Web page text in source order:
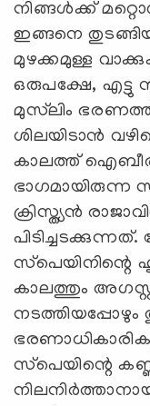
നിങ്ങള്‍ക്ക്
ഇങ്ങനെ
മുഴക്കമുള്ള
ഒരുപക്ഷേ, എട്ടു
മുസ്‌ലിം
ശിലയിടാന്‍
കാലത്ത്
ക്രിസ്ത്യന്‍
സ്‌പെയിനിന്റെ
കാലത്തും
സ്‌പെയിന്റെ